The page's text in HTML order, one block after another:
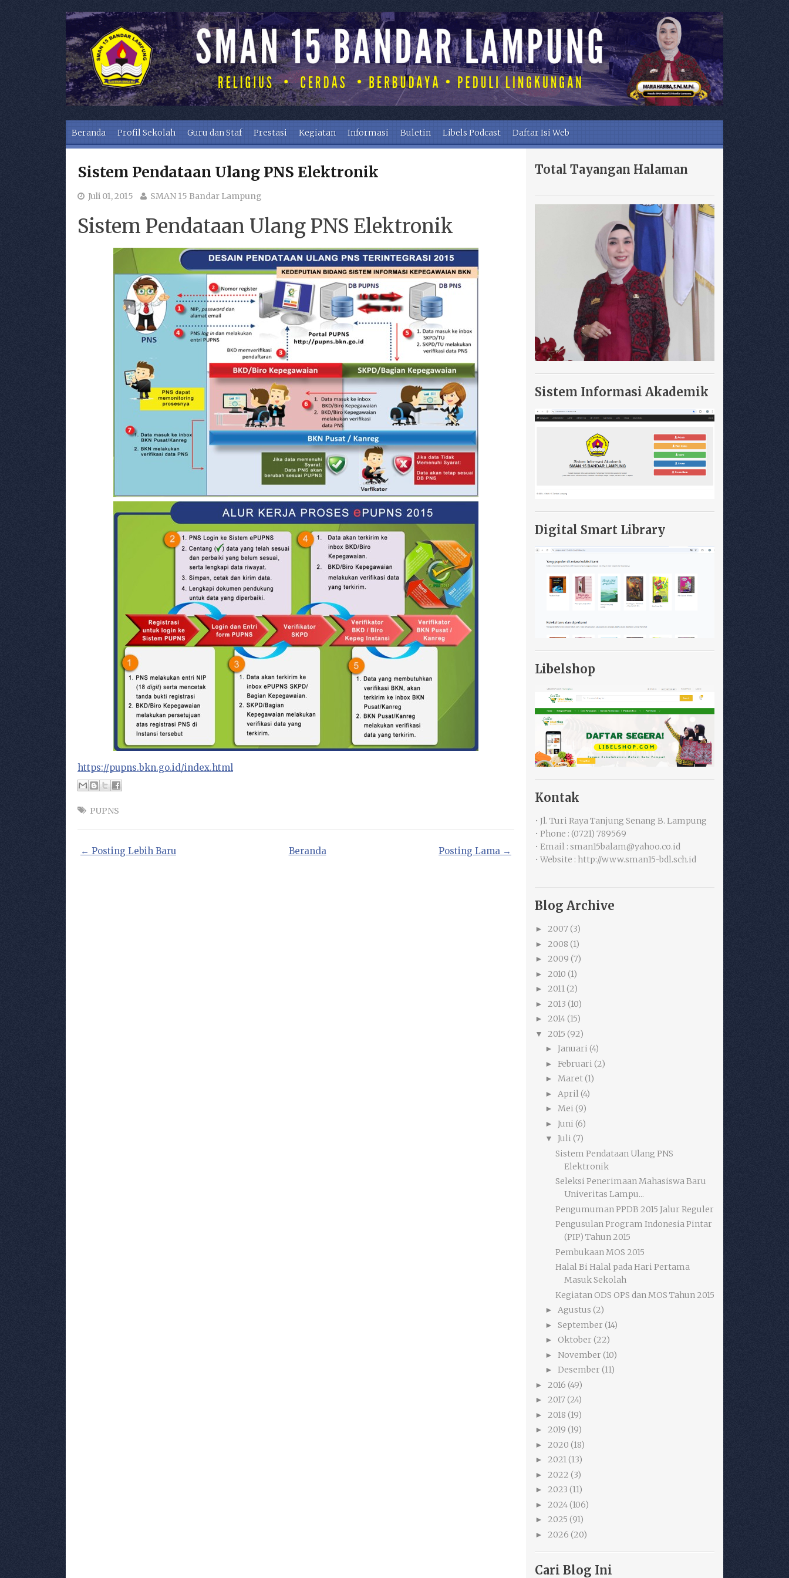
Skip to content
Beranda Profil Sekolah Guru dan Staf Prestasi Kegiatan Informasi Buletin Libels Podcast Daftar Isi Web
Sistem Pendataan Ulang PNS Elektronik
Juli 01, 2015 SMAN 15 Bandar Lampung
Sistem Pendataan Ulang PNS Elektronik
https://pupns.bkn.go.id/index.html
PUPNS
← Posting Lebih Baru Posting Lama →
Beranda
Total Tayangan Halaman
Sistem Informasi Akademik
Digital Smart Library
Libelshop
Kontak
• Jl. Turi Raya Tanjung Senang B. Lampung
• Phone : (0721) 789569
• Email : sman15balam@yahoo.co.id
• Website : http://www.sman15-bdl.sch.id
Blog Archive
► 2007 (3)
► 2008 (1)
► 2009 (7)
► 2010 (1)
► 2011(2)
► 2013 (10)
► 2014(15)
▼ 2015 (92)
► Januari (4)
► Februari (2)
► Maret(1)
► April(4)
► Mei (9)
► Juni (6)
▼ Juli (7)
Sistem Pendataan Ulang PNS
Elektronik
Seleksi Penerimaan Mahasiswa Baru
Univeritas Lampu...
Pengumuman PPDB 2015 Jalur Reguler
Pengusulan Program Indonesia Pintar
(PIP) Tahun 2015
Pembukaan MOS 2015
Halal Bi Halal pada Hari Pertama
Masuk Sekolah
Kegiatan ODS OPS dan MOS Tahun 2015
► Agustus (2)
► September (14)
► Oktober (22)
► November (10)
► Desember (11)
► 2016 (49)
► 2017 (24)
► 2018 (19)
► 2019 (19)
► 2020 (18)
► 2021(13)
► 2022 (3)
► 2023 (11)
► 2024(106)
► 2025 (91)
► 2026 (20)
Cari Blog Ini